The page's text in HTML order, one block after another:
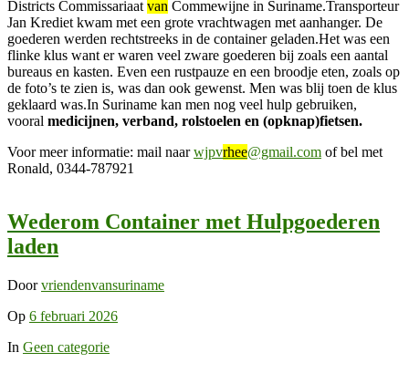
Districts Commissariaat van Commewijne in Suriname.Transporteur
Jan Krediet kwam met een grote vrachtwagen met aanhanger. De
goederen werden rechtstreeks in de container geladen.Het was een
flinke klus want er waren veel zware goederen bij zoals een aantal
bureaus en kasten. Even een rustpauze en een broodje eten, zoals op
de foto’s te zien is, was dan ook gewenst. Men was blij toen de klus
geklaard was.In Suriname kan men nog veel hulp gebruiken,
vooral medicijnen, verband, rolstoelen en (opknap)fietsen.
Voor meer informatie: mail naarwjpvrhee@gmail.com of bel met
Ronald, 0344-787921
Wederom Container met Hulpgoederen
laden
Doorvriendenvansuriname
Op 6 februari 2026
In Geen categorie